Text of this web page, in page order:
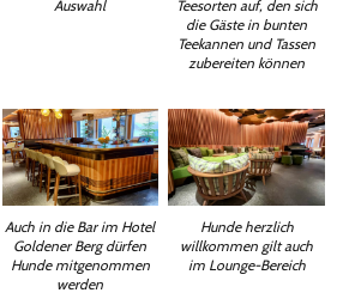
Auswahl
Teesorten auf, den sich
die Gäste in bunten
Teekannen und Tassen
zubereiten können
Auch in die Bar im Hotel
Goldener Berg dürfen
Hunde mitgenommen
werden
Hunde herzlich
willkommen gilt auch
im Lounge-Bereich